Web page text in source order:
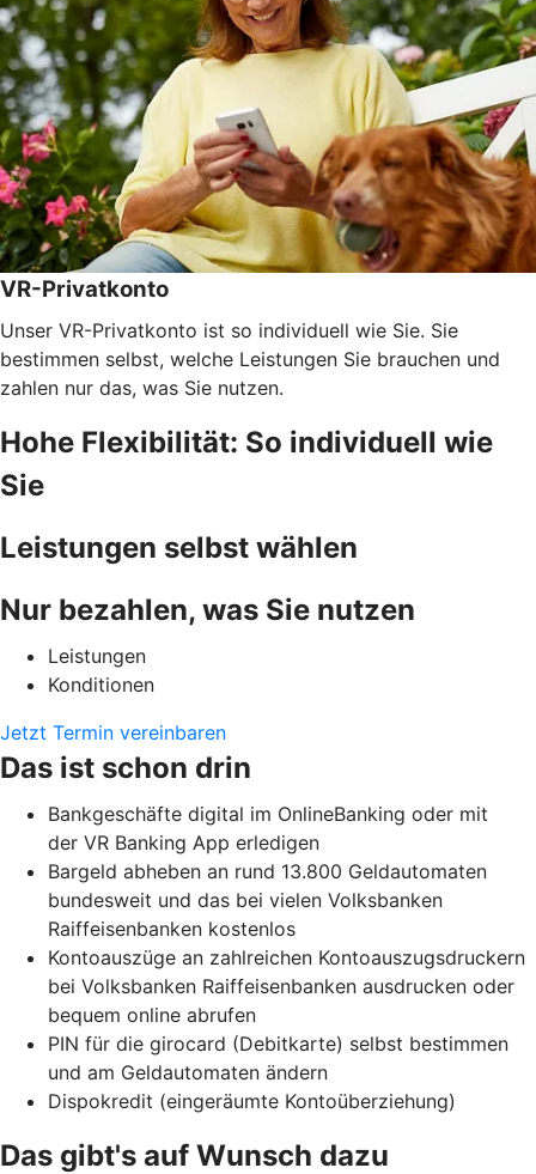
VR-Privatkonto
Unser VR-Privatkonto ist so individuell wie Sie. Sie
bestimmen selbst, welche Leistungen Sie brauchen und
zahlen nur das, was Sie nutzen.
Hohe Flexibilität: So individuell wie
Sie
Leistungen selbst wählen
Nur bezahlen, was Sie nutzen
Leistungen
Konditionen
Jetzt Termin vereinbaren
Das ist schon drin
Bankgeschäfte digital im OnlineBanking oder mit
der VR Banking App erledigen
Bargeld abheben an rund 13.800 Geldautomaten
bundesweit und das bei vielen Volksbanken
Raiffeisenbanken kostenlos
Kontoauszüge an zahlreichen Kontoauszugsdruckern
bei Volksbanken Raiffeisenbanken ausdrucken oder
bequem online abrufen
PIN für die girocard (Debitkarte) selbst bestimmen
und am Geldautomaten ändern
Dispokredit (eingeräumte Kontoüberziehung)
Das gibt's auf Wunsch dazu